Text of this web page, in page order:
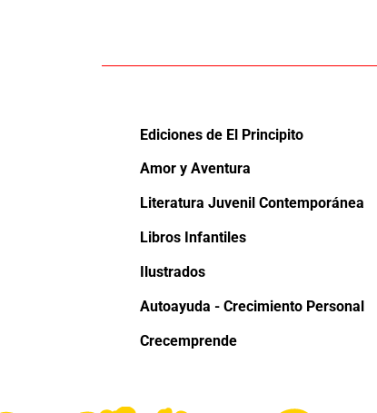
Ediciones de El Principito
Amor y Aventura
Literatura Juvenil Contemporánea
Libros Infantiles
Ilustrados
Autoayuda - Crecimiento Personal
Crecemprende